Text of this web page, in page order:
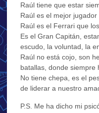
Raúl tiene que estar
Raúl es el mejor
Raúl es el Ferrari que
Es el Gran Capitán,
escudo, la voluntad, la
Raúl no está cojo, son
batallas, donde siempre
No tiene chepa, es el
de liderar a nuestro
P.S. Me ha dicho mi